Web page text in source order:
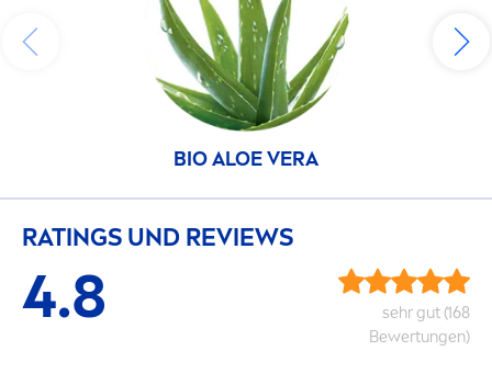
BIO ALOE VERA
RATINGS UND REVIEWS
4.8
sehr gut (168
Bewertungen)